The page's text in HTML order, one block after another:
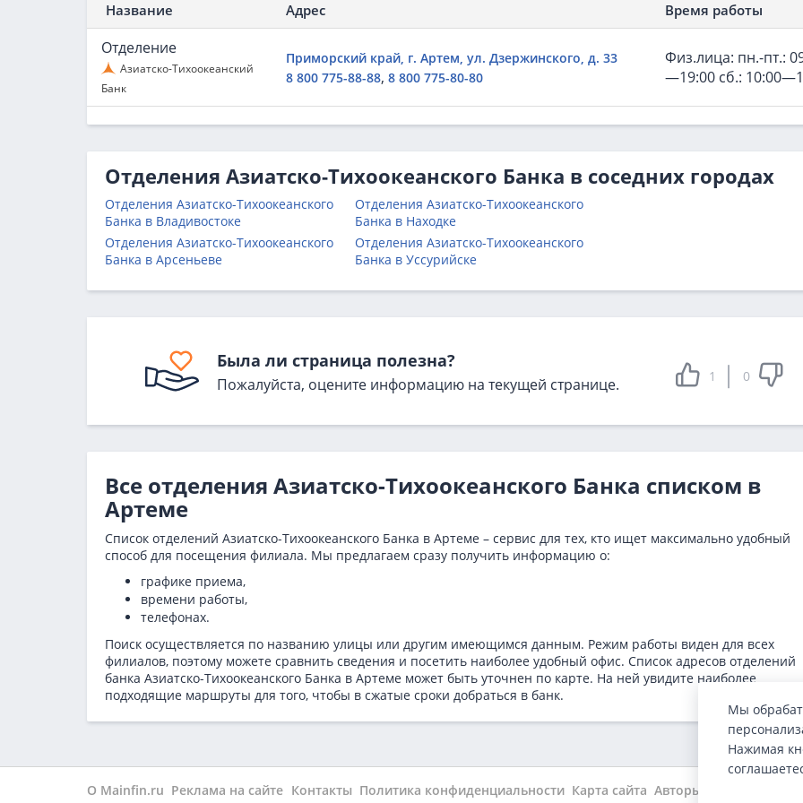
Название Адрес Время работы
Отделение
Азиатско-Тихоокеанский
Банк
Приморский край, г. Артем, ул. Дзержинского, д. 33
8 800 775-88-88, 8 800 775-80-80
Физ.лица: пн.-пт.:
—19:00 сб.:
Отделения Азиатско-Тихоокеанского Банка в соседних городах
Отделения Азиатско-Тихоокеанского
Банка в Владивостоке
Отделения Азиатско-Тихоокеанского
Банка в Арсеньеве
Отделения Азиатско-Тихоокеанского
Банка в Находке
Отделения Азиатско-Тихоокеанского
Банка в Уссурийске
Была ли страница полезна?
Пожалуйста, оцените информацию на текущей странице. 1 0
Все отделения Азиатско-Тихоокеанского Банка списком в
Артеме
Список отделений Азиатско-Тихоокеанского Банка в Артеме – сервис для тех, кто ищет максимально удобный
способ для посещения филиала. Мы предлагаем сразу получить информацию о:
графике приема,
времени работы,
телефонах.
Поиск осуществляется по названию улицы или другим имеющимся данным. Режим работы виден для всех
филиалов, поэтому можете сравнить сведения и посетить наиболее удобный офис. Список адресов отделений
банка Азиатско-Тихоокеанского Банка в Артеме может быть уточнен по карте. На ней увидите наиболее
подходящие маршруты для того, чтобы в сжатые сроки добраться в банк.
О Mainfin.ru Реклама на сайте Контакты Политика конфиденциальности Карта сайта Авторы
Мы
Нажимая